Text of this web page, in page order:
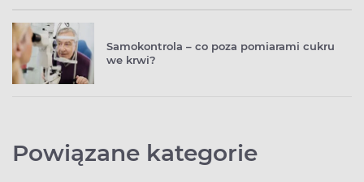
Samokontrola – co poza pomiarami cukru
we krwi?
Powiązane kategorie